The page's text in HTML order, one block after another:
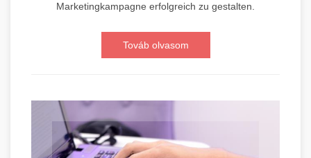
Marketingkampagne erfolgreich zu gestalten.
Továb olvasom